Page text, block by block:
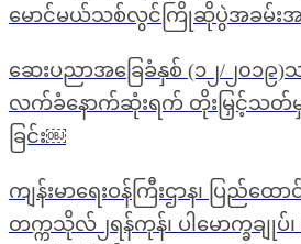
မောင်မယ်သစ်လွင်ကြိုဆိုပွဲအခမ်းအန
ဆေးပညာအခြေခံနှစ် (၁၂/၂၀၁၉)
လက်ခံနောက်ဆုံးရက် တိုးမြှင့်သတ်မှ
ခြင်း￼
ကျန်းမာရေးဝန်ကြီးဌာန၊ ပြည်ထေ
တက္ကသိုလ်၂ရန်ကုန်၊ ပါမောက္ခချုပ်၊